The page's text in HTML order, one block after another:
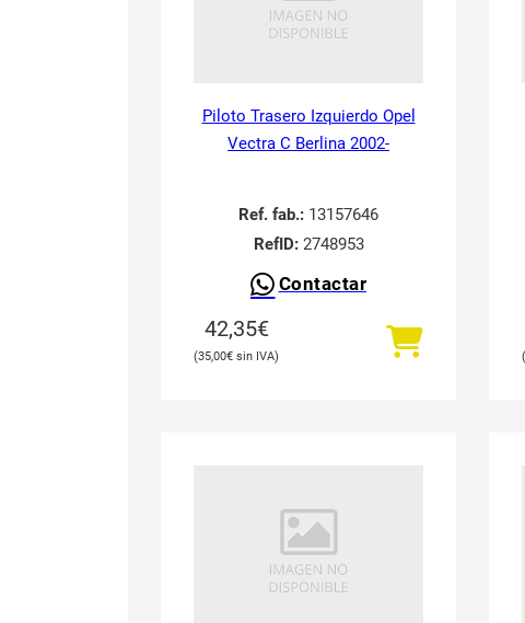
Piloto Trasero Izquierdo Opel
Vectra C Berlina 2002-
Ref. fab.: 13157646
RefID:2748953
Contactar
42,35€
35,00€